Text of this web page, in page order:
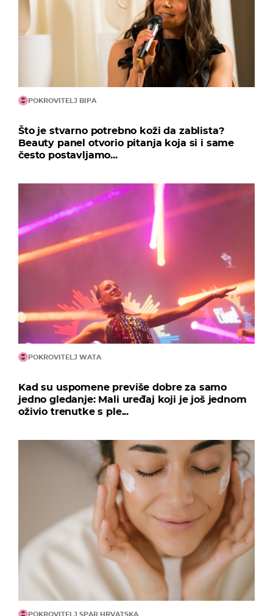
POKROVITELJ BIPA
Što je stvarno potrebno koži da zablista?
Beauty panel otvorio pitanja koja si i same
često postavljamo...
POKROVITELJ WATA
Kad su uspomene previše dobre za samo
jedno gledanje: Mali uređaj koji je još jednom
oživio trenutke s ple...
POKROVITELJ SPAR HRVATSKA